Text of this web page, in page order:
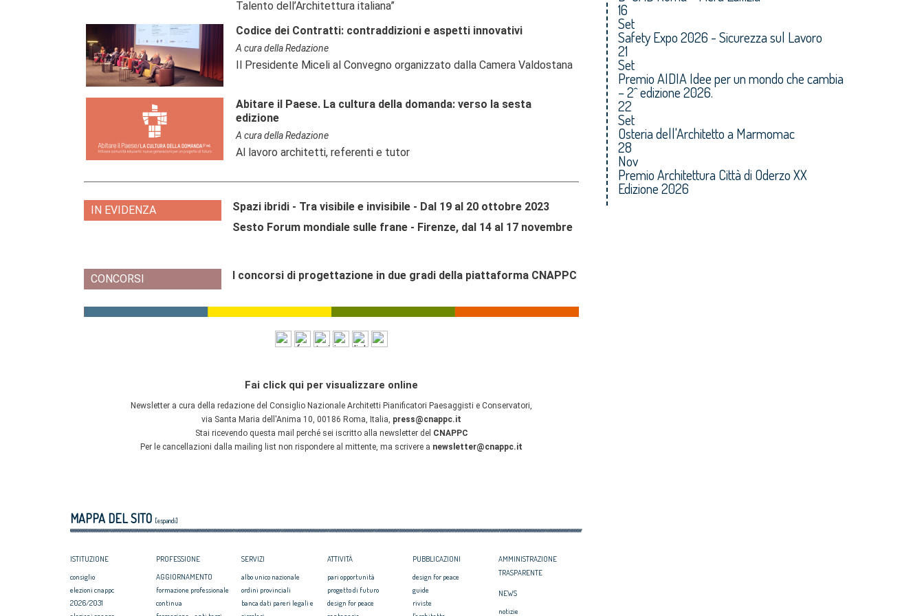
MAPPA DEL SITO [espandi]
ISTITUZIONE
consiglio
elezioni cnappc
2026/2031
PROFESSIONE
AGGIORNAMENTO
formazione professionale
continua
SERVIZI
albo unico nazionale
ordini provinciali
banca dati pareri legali e
ATTIVITÀ
pari opportunità
progetto di futuro
design for peace
PUBBLICAZIONI
design for peace
guide
riviste
AMMINISTRAZIONE
TRASPARENTE
NEWS
notizie
16
Set
Safety Expo 2026 - Sicurezza sul Lavoro
21
Set
Premio AIDIA Idee per un mondo che cambia
– 2^ edizione 2026.
22
Set
Osteria dell'Architetto a Marmomac
28
Nov
Premio Architettura Città di Oderzo XX
Edizione 2026